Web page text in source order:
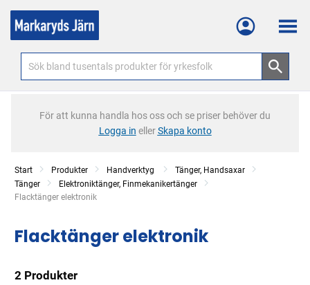
Meny
För att kunna handla hos oss och se priser behöver du
Logga in ellerSkapa konto
Start Produkter Handverktyg
Tänger, Handsaxar
Tänger
Elektroniktänger, Finmekanikertänger
Current:
Flacktänger elektronik
Flacktänger elektronik
2 Produkter